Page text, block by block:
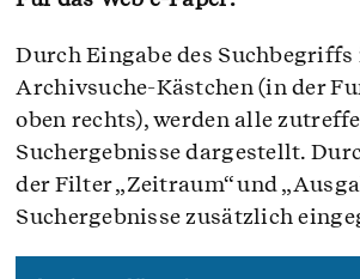
Durch Eingabe des Suchbegriffs
Archivsuche-Kästchen (in der
oben rechts), werden alle
Suchergebnisse dargestellt.
der Filter „Zeitraum“ und
Suchergebnisse zusätzlich